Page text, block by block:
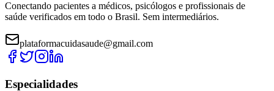
Conectando pacientes a médicos, psicólogos e profissionais de
saúde verificados em todo o Brasil. Sem intermediários.
plataformacuidasaude@gmail.com
Especialidades